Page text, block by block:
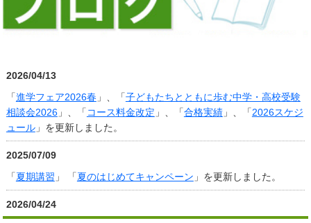
2026/04/13
「進学フェア2026春 」、「子どもたちとともに歩む中学・高校受験
相談会2026」、「 コース料金改定 」、「合格実績」、「2026スケジ
ュール」を更新しました。
2025/07/09
「夏期講習 」 「夏のはじめてキャンペーン 」を更新しました。
2026/04/24